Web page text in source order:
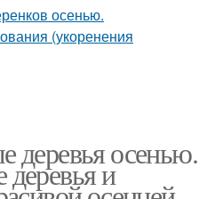
деревья осенью.
и